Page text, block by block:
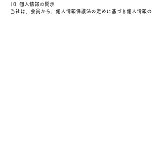
10. 個人情報の開示
当社は、会員から、個人情報保護法の定めに基づき個人情報の